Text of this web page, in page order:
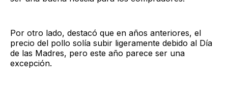
Por otro lado, destacó que en años anteriores, el
precio del pollo solía subir ligeramente debido al Día
de las Madres, pero este año parece ser una
excepción.